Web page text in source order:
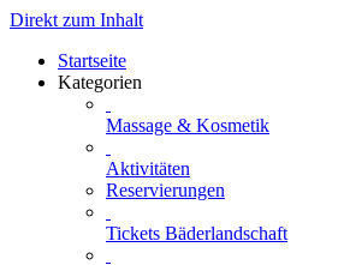
Direkt zum Inhalt
Startseite
Kategorien
Massage & Kosmetik
Aktivitäten
Reservierungen
Tickets Bäderlandschaft